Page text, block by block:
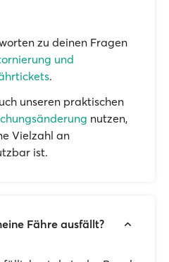
zu deinen Fragen
und
.
unseren praktischen
nutzen,
Vielzahl an
ist.
Fähre ausfällt?